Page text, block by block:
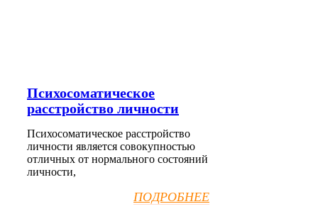
Психосоматическое
расстройство личности
Психосоматическое расстройство
личности является совокупностью
отличных от нормального состояний
личности,
ПОДРОБНЕЕ